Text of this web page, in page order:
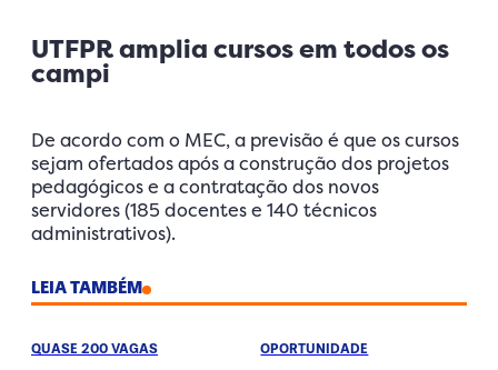
UTFPR amplia cursos em todos os
campi
De acordo com o MEC, a previsão é que os cursos
sejam ofertados após a construção dos projetos
pedagógicos e a contratação dos novos
servidores (185 docentes e 140 técnicos
administrativos).
LEIA TAMBÉM
QUASE 200 VAGAS OPORTUNIDADE